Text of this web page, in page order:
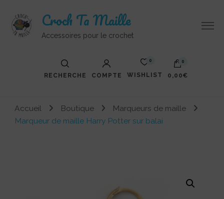
Croch Ta Maille
Accessoires pour le crochet
RECHERCHE COMPTE
0
WISHLIST
0
0,00€
Accueil Boutique
Marqueurs de maille
Marqueur de maille Harry Potter sur balai